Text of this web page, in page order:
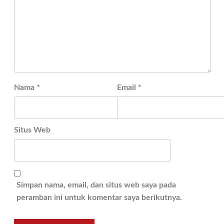
Nama * Email *
Situs Web
Simpan nama, email, dan situs web saya pada
peramban ini untuk komentar saya berikutnya.